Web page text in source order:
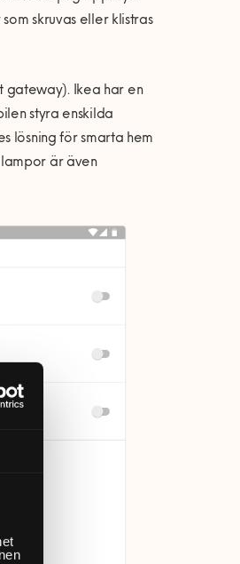
skruvas eller klistras
gateway). Ikea har en
styra enskilda
lösning för smarta hem
lampor är även